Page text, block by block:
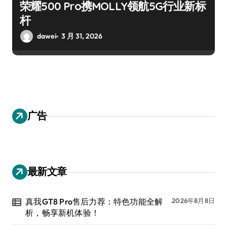
荣耀500 Pro携MOLLY领航5G行业新标
杆
dawei 3 月 31, 2026
广告
最新文章
真我GT8 Pro售后力荐：特色功能全解
析，畅享新机体验！
2026年8月8日